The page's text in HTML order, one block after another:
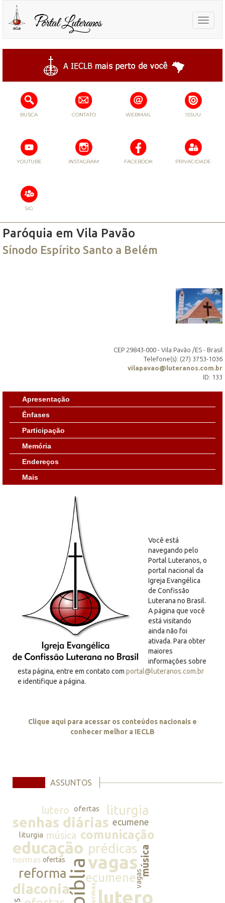
Toggle
BUSCA CONTATO WEBMAIL ISSUU
YOUTUBE INSTAGRAM FACEBOOK PRIVACIDADE
SIG
Paróquia em Vila Pavão
Sínodo Espírito Santo a Belém
CEP 29843-000 - Vila Pavão /ES - Brasil
Telefone(s): (27) 3753-1036
vilapavao@luteranos.com.br
ID: 133
Apresentação
Ênfases
Participação
Memória
Endereços
Mais
Você está
navegando pelo
Portal Luteranos, o
portal nacional da
Igreja Evangélica
de Confissão
Luterana no Brasil.
A página que você
está visitando
ainda não foi
ativada. Para obter
maiores
informações sobre
esta página, entre em contato com portal@luteranos.com.br
e identifique a página.
Clique aqui para acessar os conteúdos nacionais e
conhecer melhor a IECLB
ASSUNTOS
lutero ofertas liturgia
senhas diárias ecumene
liturgia música comunicação
educação prédicasmúsica
normas ofertasbíbliavagas
reforma
diaconia
ecumenevagas
normaslutero